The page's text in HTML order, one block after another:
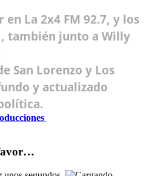
en La 2x4 FM 92.7, y los
también junto a Willy
San Lorenzo y Los
y actualizado